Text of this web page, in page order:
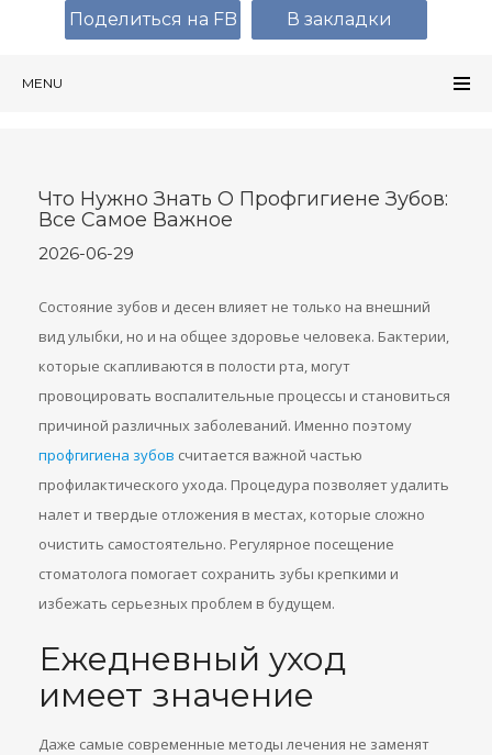
MENU
Что Нужно Знать О Профгигиене Зубов:
Все Самое Важное
2026-06-29
Состояние зубов и десен влияет не только на внешний
вид улыбки, но и на общее здоровье человека. Бактерии,
которые скапливаются в полости рта, могут
провоцировать воспалительные процессы и становиться
причиной различных заболеваний. Именно поэтому
профгигиена зубов считается важной частью
профилактического ухода. Процедура позволяет удалить
налет и твердые отложения в местах, которые сложно
очистить самостоятельно. Регулярное посещение
стоматолога помогает сохранить зубы крепкими и
избежать серьезных проблем в будущем.
Ежедневный уход
имеет значение
Даже самые современные методы лечения не заменят
Поделиться на FB В закладки